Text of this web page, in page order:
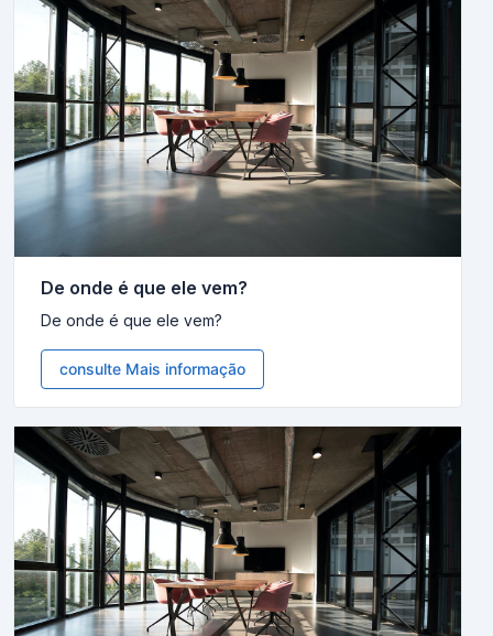
De onde é que ele vem?
De onde é que ele vem?
consulte Mais informação